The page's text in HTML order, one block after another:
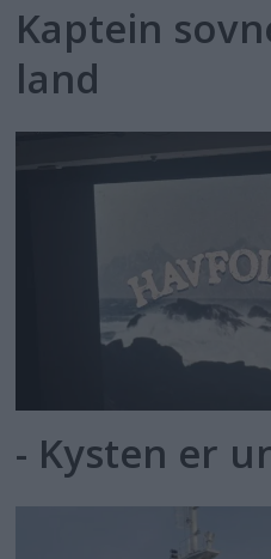
Kaptein
land
- Kysten er